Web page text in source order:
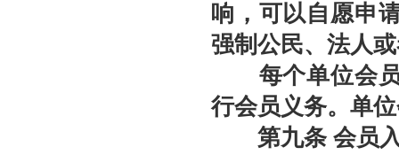
北京拍卖协会会长姚光锋在2026年全国拍卖行业协会工作会上的交流发言稿
北京拍卖协会参加“2026年全国拍卖行业协会工作会”——姚光锋会长做交流发言
聚势 积微 修德 灵变——协会五届三次会员大会总结发言稿
关于北京地区拍卖企业安全生产和消防安全倡议书
响，可以自愿申
强制公民、法人
每个单位会员
行会员义务。单
第九条 会员